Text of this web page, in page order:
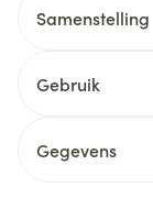
Samenstelling
Gebruik
Gegevens